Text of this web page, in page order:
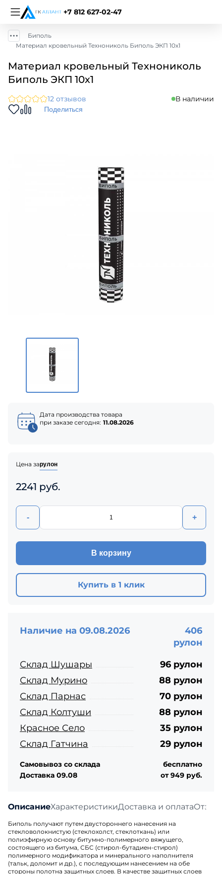
+7 812 627-02-47
Биполь
Материал кровельный Технониколь Биполь ЭКП 10х1
Материал кровельный Технониколь
Биполь ЭКП 10х1
12 отзывов В наличии
Поделиться
ОписаниеХарактеристикиДоставка и оплата
Биполь получают путем двустороннего нанесения на
стекловолокнистую (стеклохолст, стеклоткань) или
полиэфирную основу битумно-полимерного вяжущего,
состоящего из битума, СБС (стирол-бутадиен-стирол)
полимерного модификатора и минерального наполнителя
(тальк, доломит и др.), с последующим нанесением на обе
стороны полотна защитных слоев. В качестве защитных слоев
Дата производства товара
при заказе сегодня: 11.08.2026
Цена зарулон
2241 руб.
- +
В корзину
Купить в 1 клик
Наличие на 09.08.2026
406
рулон
Склад Шушары
96 рулон
Склад Мурино
88 рулон
Склад Парнас
70 рулон
Склад Колтуши
88 рулон
Красное Село
35 рулон
Склад Гатчина
29 рулон
Самовывоз со склада
бесплатно
Доставка 09.08
от 949 руб.